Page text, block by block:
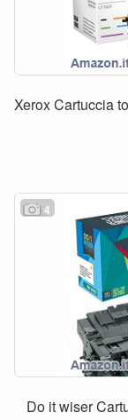
Xerox Cartuccia
4
Do it wiser